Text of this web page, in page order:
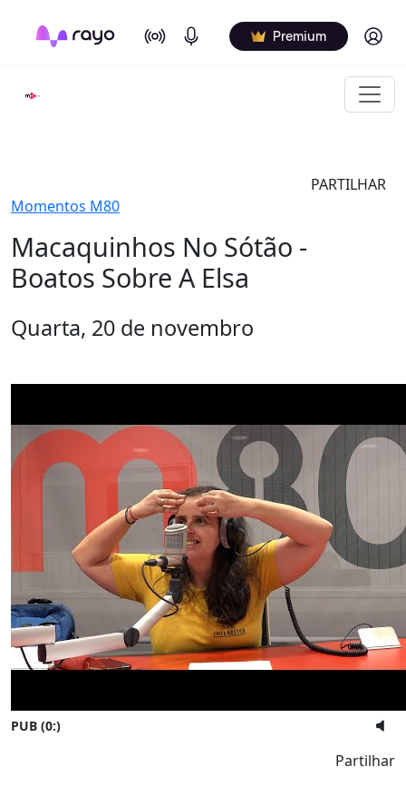
On Air Podcasts Premium Log in
PARTILHAR
Momentos M80
Macaquinhos No Sótão -
Boatos Sobre A Elsa
Quarta, 20 de novembro
PUB (0:)
Partilhar